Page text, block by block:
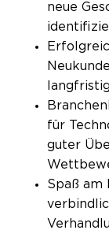
neue
für
guter
Spaß am